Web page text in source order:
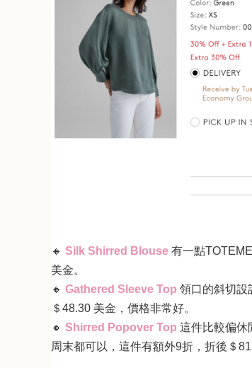
🔸 Silk Shirred Blouse 有一點TOTEME
美金。
🔸 Gathered Sleeve Top 領口的斜切設
＄ 48.30 美金，價格非常好。
🔸 Shirred Popover Top 這件比較偏休
周末都可以，這件有額外9折，折後＄